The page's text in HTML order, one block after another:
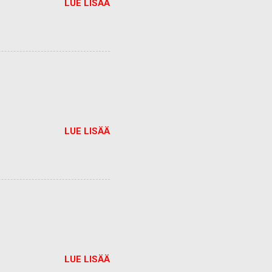
LUE LISÄÄ
LUE LISÄÄ
LUE LISÄÄ